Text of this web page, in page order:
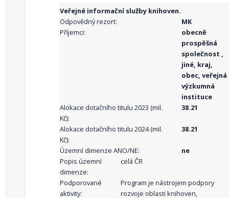
Veřejné informační služby knihoven.
Odpovědný rezort:
MK
Příjemci:
obecně
prospěšná
společnost ,
jiné, kraj,
obec, veřejná
výzkumná
instituce
Alokace dotačního titulu 2023 (mil.
Kč):
38.21
Alokace dotačního titulu 2024 (mil.
Kč):
38.21
Územní dimenze ANO/NE:
ne
Popis územní
dimenze:
celá ČR
Podporované
aktivity:
Program je nástrojem podpory
rozvoje oblasti knihoven,